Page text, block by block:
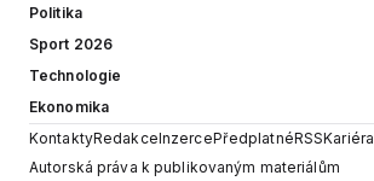
Politika
Sport 2026
Technologie
Ekonomika
KontaktyRedakceInzercePředplatnéRSSKariéra
Autorská práva k publikovaným materiálům